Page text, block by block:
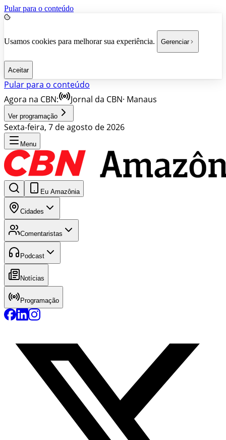
Pular para o conteúdo
Usamos cookies para melhorar sua experiência. Gerenciar
Aceitar
Pular para o conteúdo
Agora na CBN:
Jornal da CBN· Manaus
Ver programação
Sexta-feira, 7 de agosto de 2026
Menu
Eu Amazônia
Cidades
Comentaristas
Podcast
Notícias
Programação